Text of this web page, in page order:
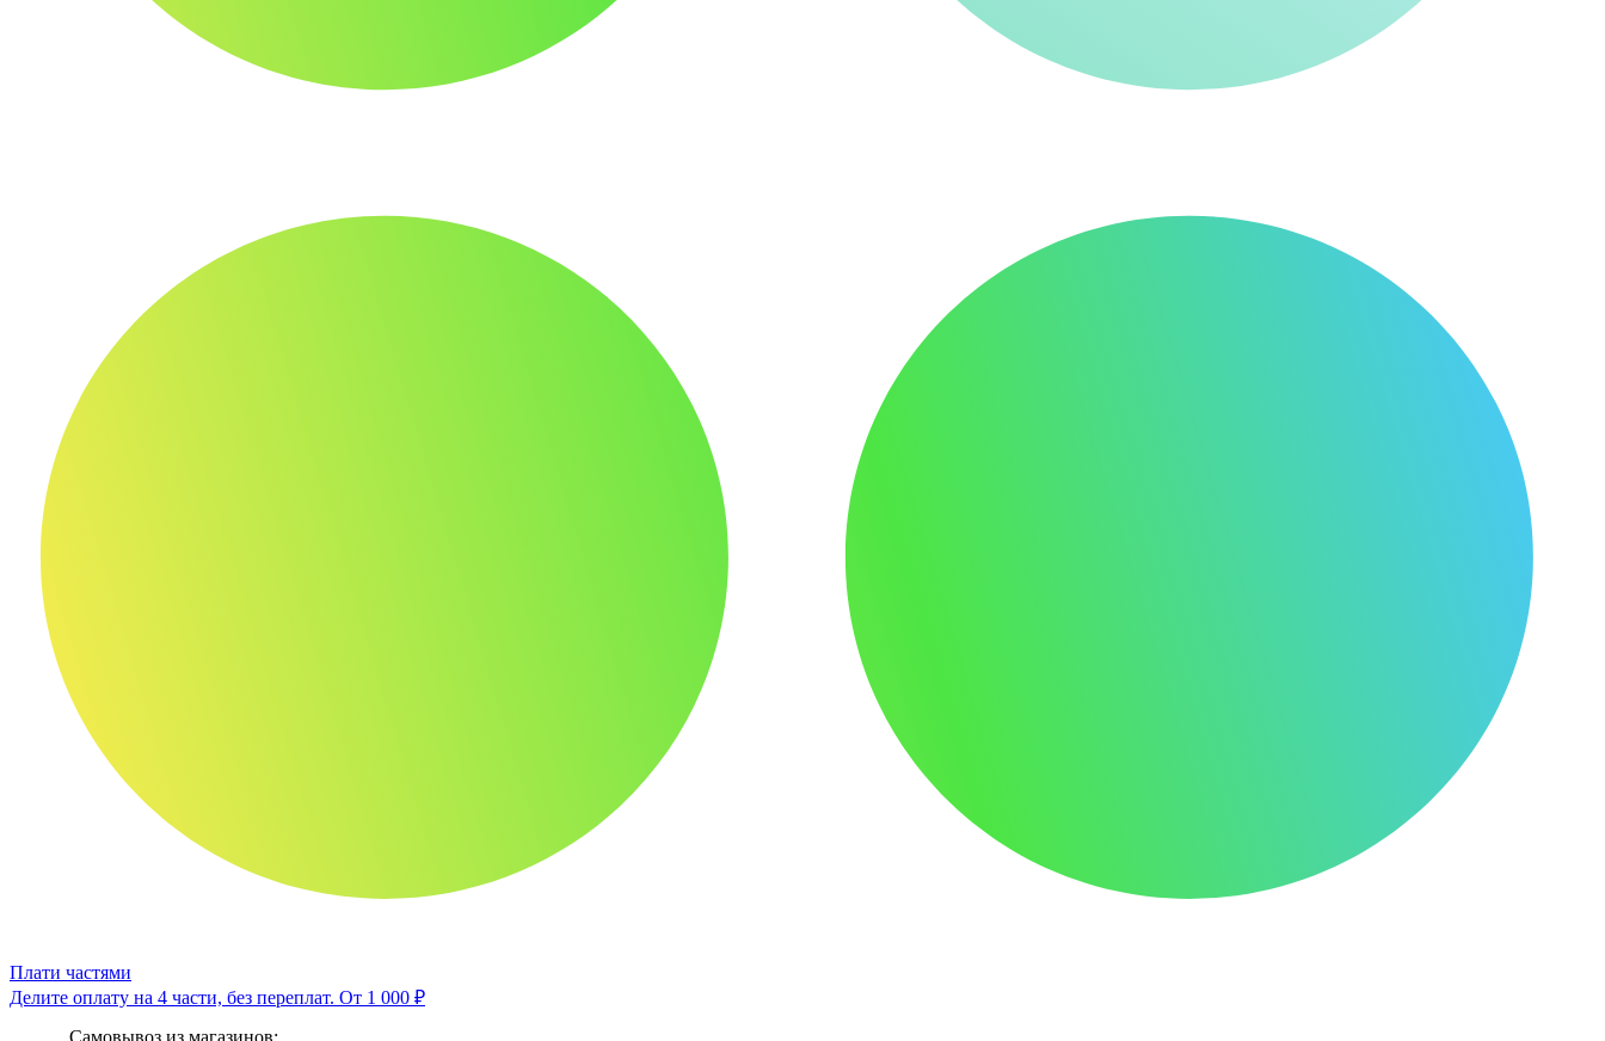
Плати частями
Делите оплату на 4 части, без переплат. От 1 000 ₽
Самовывоз из магазинов: